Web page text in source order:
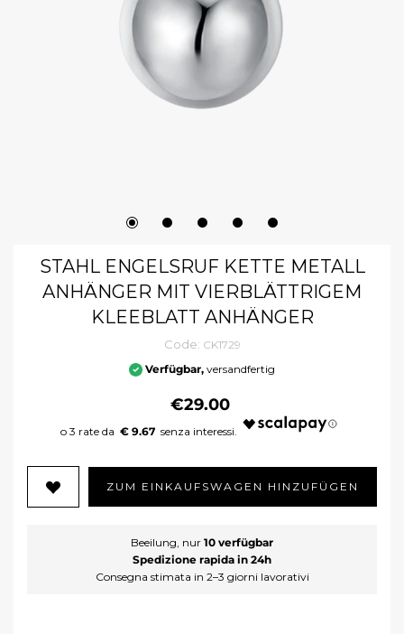
STAHL ENGELSRUF KETTE METALL
ANHÄNGER MIT VIERBLÄTTRIGEM
KLEEBLATT ANHÄNGER
Code: CK1729
Verfügbar, versandfertig
€29.00
€ 9.67
ZUM EINKAUFSWAGEN HINZUFÜGEN
Beeilung, nur 10 verfügbar
Spedizione rapida in 24h
Consegna stimata in 2–3 giorni lavorativi